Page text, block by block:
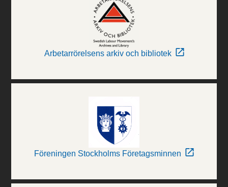
Arbetarrörelsens arkiv och bibliotek
Föreningen Stockholms Företagsminnen